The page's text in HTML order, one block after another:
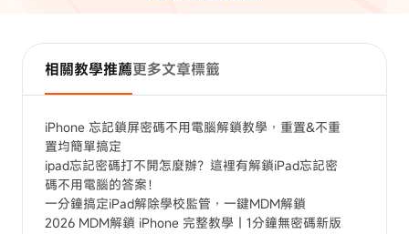
相關教學推薦更多文章標籤
iPhone 忘記鎖屏密碼不用電腦解鎖教學，重置&不重
置均簡單搞定
ipad忘記密碼打不開怎麼辦？這裡有解鎖iPad忘記密
碼不用電腦的答案！
一分鐘搞定iPad解除學校監管，一鍵MDM解鎖
2026 MDM解鎖 iPhone 完整教學｜1分鐘無密碼新版